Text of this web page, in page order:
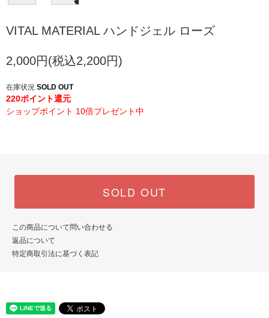
VITAL MATERIAL ハンドジェル ローズ
2,000円(税込2,200円)
在庫状況 SOLD OUT
220ポイント還元
ショップポイント 10倍プレゼント中
SOLD OUT
この商品について問い合わせる
返品について
特定商取引法に基づく表記